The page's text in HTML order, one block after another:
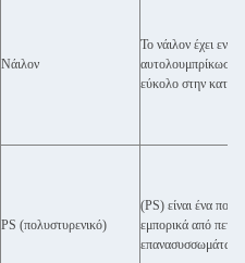
Νάιλον
Το νάιλον έχει
αυτολουμπρίκωση,
εύκολο στην
PS (πολυστυρενικό)
(PS) είναι ένα
εμπορικά από